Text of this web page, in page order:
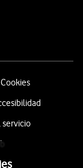
servicio